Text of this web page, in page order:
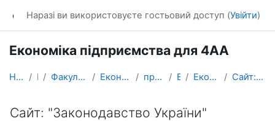
Наразі ви використовуєте гостьовий доступ (Увійти)
Економіка підприємства для 4АА
На головну Курси Факультет управління та бізнесу Економіки i підприємництва проф. Шевченко І.Ю. ЕП 4АА Економіка підприємства Сайт: "Законодавство України"
Сайт: "Законодавство України"